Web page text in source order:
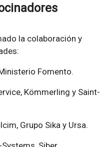
la colaboración y
Fomento.
Kömmerling y Saint-
Grupo Sika y Ursa.